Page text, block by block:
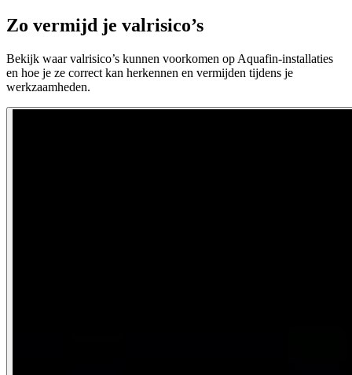
Zo vermijd je valrisico’s
Bekijk waar valrisico’s kunnen voorkomen op Aquafin-installaties
en hoe je ze correct kan herkennen en vermijden tijdens je
werkzaamheden.